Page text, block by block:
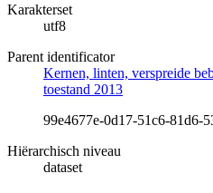
Karakterset
utf8
Parent identificator
Kernen, linten, verspreide
toestand 2013
99e4677e-0d17-51c6-81d6-
Hiërarchisch niveau
dataset